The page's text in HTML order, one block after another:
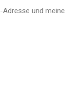
Adresse und meine